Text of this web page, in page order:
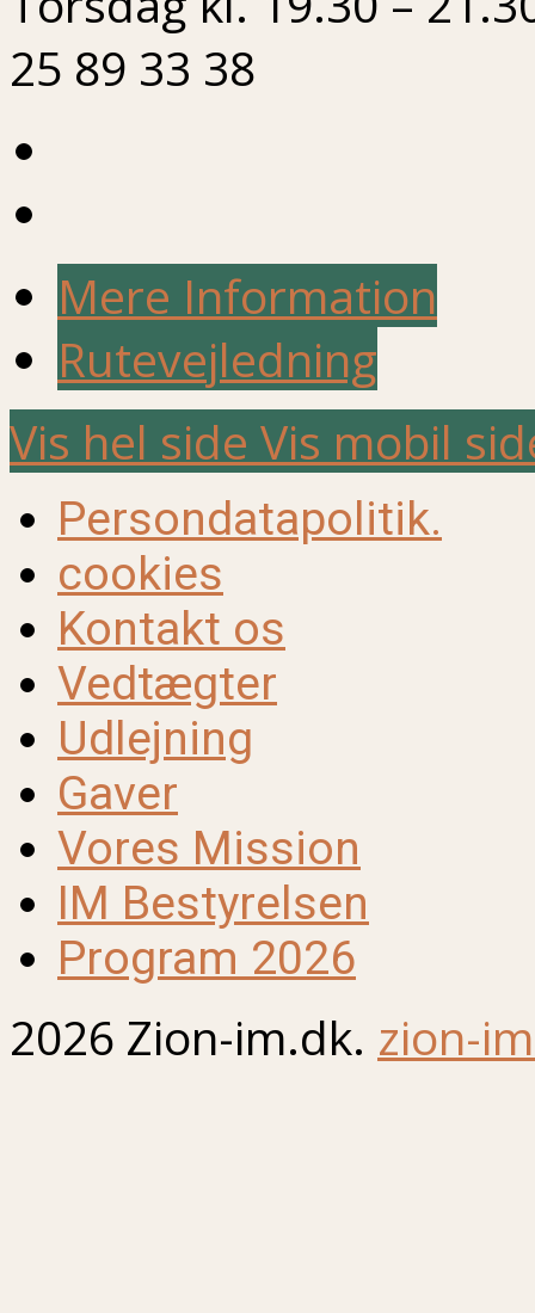
25 89 33 38
Mere Information
Rutevejledning
Vis hel side Vis mobil
Persondatapolitik.
cookies
Kontakt os
Vedtægter
Udlejning
Gaver
Vores Mission
IM Bestyrelsen
Program 2026
2026 Zion-im.dk. zion-